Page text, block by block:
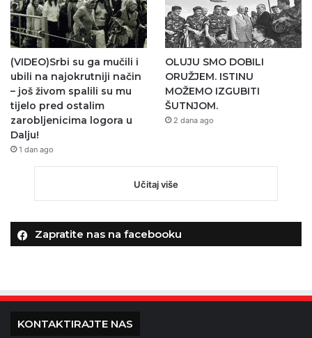
(VIDEO)Srbi su ga mučili i
ubili na najokrutniji način
– još živom spalili su mu
tijelo pred ostalim
zarobljenicima logora u
Dalju!
1 dan ago
OLUJU SMO DOBILI
ORUŽJEM. ISTINU
MOŽEMO IZGUBITI
ŠUTNJOM.
2 dana ago
Učitaj više
Zapratite nas na facebooku
KONTAKTIRAJTE NAS